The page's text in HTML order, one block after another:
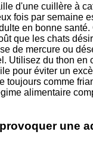
d'une cuillère à
fois par semaine
en bonne santé.
que les chats
de mercure ou
Utilisez du thon en
pour éviter un
toujours comme
alimentaire
une